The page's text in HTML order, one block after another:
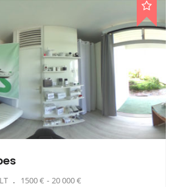
1500 €
20 000 €